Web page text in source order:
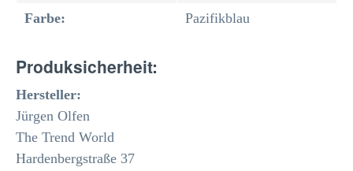
Farbe:
Pazifikblau
Produksicherheit:
Hersteller:
Jürgen Olfen
The Trend World
Hardenbergstraße 37